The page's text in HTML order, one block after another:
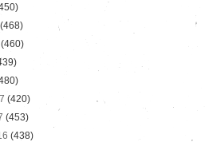
(468)
(460)
(420)
(453)
(438)